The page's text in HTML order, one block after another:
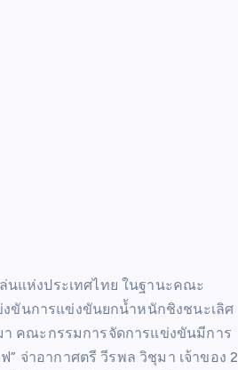
แห่งประเทศไทย ในฐานะคณะ
งขันการแข่งขันยกน้ำหนักชิงชนะเลิศ
า คณะกรรมการจัดการแข่งขันมีการ
จ่าอากาศตรี วีรพล วิชุมา เจ้าของ 2